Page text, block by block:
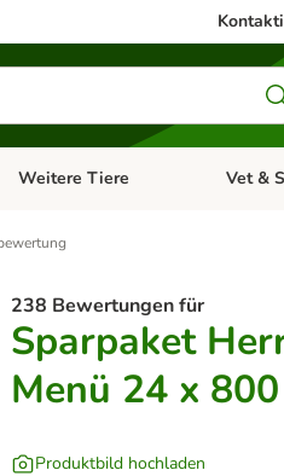
Kategorie-Menü öffnen:
Weitere Tiere Vet &
238 Bewertungen für
Sparpaket
Menü 24 x
Produktbild hochladen